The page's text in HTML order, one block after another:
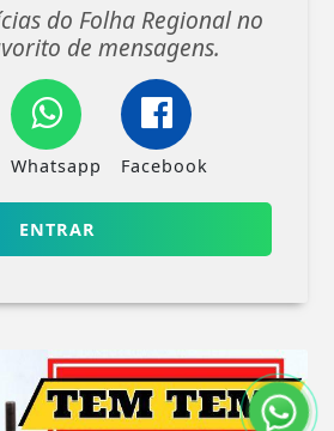
do Folha Regional no
de mensagens.
Whatsapp Facebook
ENTRAR